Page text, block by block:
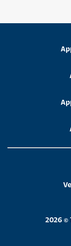
2026 ©